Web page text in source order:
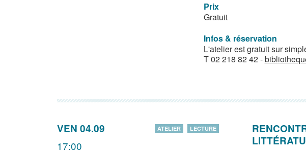
Prix
Gratuit
Infos & réservation
L'atelier est gratuit sur
T 02 218 82 42 -
VEN 04.09
17:00
ATELIER LECTURE